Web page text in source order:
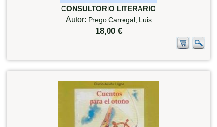
CONSULTORIO LITERARIO
Autor: Prego Carregal, Luis
18,00 €